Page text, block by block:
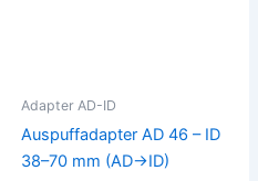
könnenAdapter AD-ID
Auspuffadapter AD 46 – ID
38–70 mm (AD→ID)